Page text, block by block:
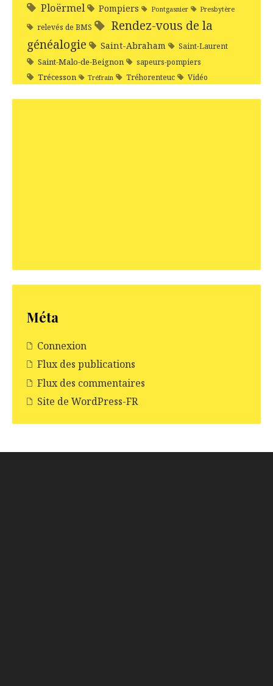
Ploërmel Pompiers Pontgasnier Presbytère
relevés de BMS
Rendez-vous de la
généalogie
Saint-Abraham Saint-Laurent
Saint-Malo-de-Beignon sapeurs-pompiers
Trécesson Tréfrain Tréhorenteuc Vidéo
Méta
Connexion
Flux des publications
Flux des commentaires
Site de WordPress-FR